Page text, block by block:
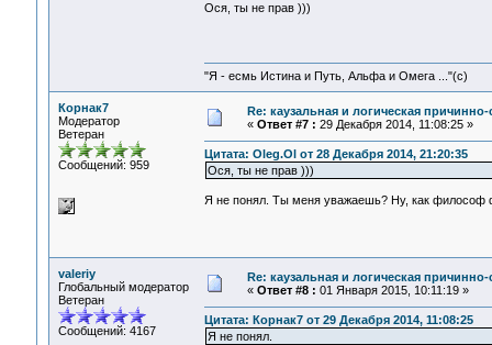
Ося, ты не прав )))
"Я - есмь Истина и Путь, Альфа и Омега ..."(с)
Корнак7
Модератор
Ветеран
Сообщений: 959
Re: каузальная и логическая
« Ответ #7 : 29 Декабря 2014, 11:08:25 »
Цитата: Oleg.Ol от 28 Декабря 2014, 21:20:35
Ося, ты не прав )))
Я не понял. Ты меня уважаешь? Ну, как философ
valeriy
Глобальный модератор
Ветеран
Сообщений: 4167
Re: каузальная и логическая
« Ответ #8 : 01 Января 2015, 10:11:19 »
Цитата: Корнак7 от 29 Декабря 2014, 11:08:25
Я не понял.